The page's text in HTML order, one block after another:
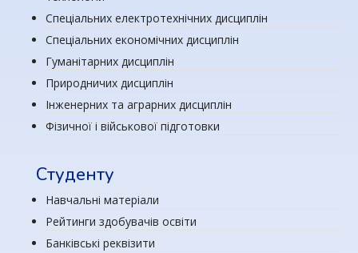
Спеціальних електротехнічних дисциплін
Спеціальних економічних дисциплін
Гуманітарних дисциплін
Природничих дисциплін
Інженерних та аграрних дисциплін
Фізичної і військової підготовки
Студенту
Навчальні матеріали
Рейтинги здобувачів освіти
Банківські реквізити